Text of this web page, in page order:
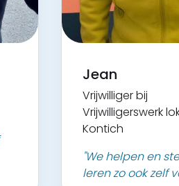
Jean
Vrijwilliger bij
Vrijwilligerswerk
Kontich
"We helpen en
leren zo ook zelf